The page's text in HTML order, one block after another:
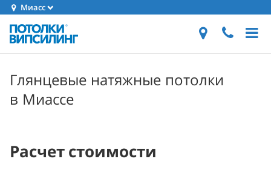
Миасс
Глянцевые натяжные потолки
в Миассе
Расчет стоимости